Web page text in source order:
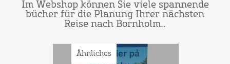
Im Webshop können Sie viele spannende
bücher für die Planung Ihrer nächsten
Reise nach Bornholm..
Ähnliches